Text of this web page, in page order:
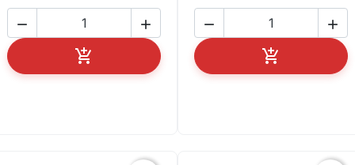
 
 AÑADIR AL CARRITO
 
 AÑADIR AL